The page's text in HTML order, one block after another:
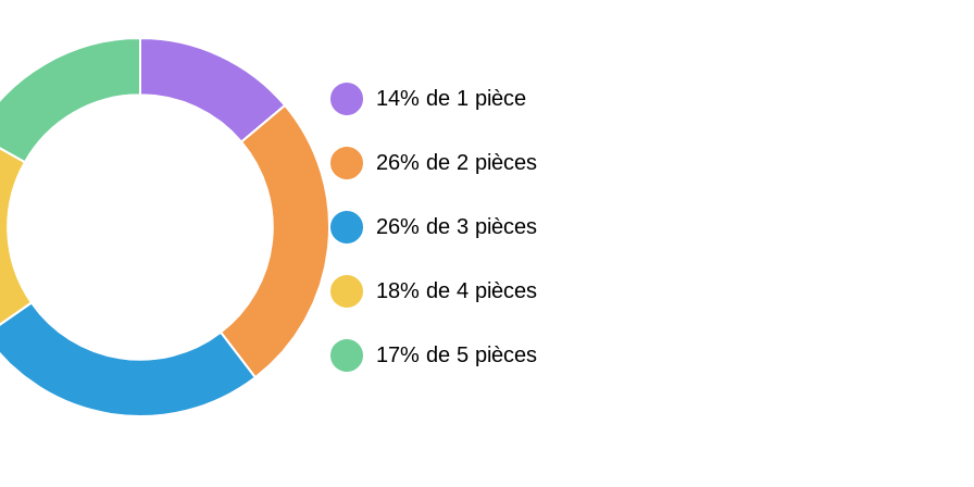
34 €
14 €
14 €
14% de 1 pièce
26% de 2 pièces
26% de 3 pièces
18% de 4 pièces
17% de 5 pièces